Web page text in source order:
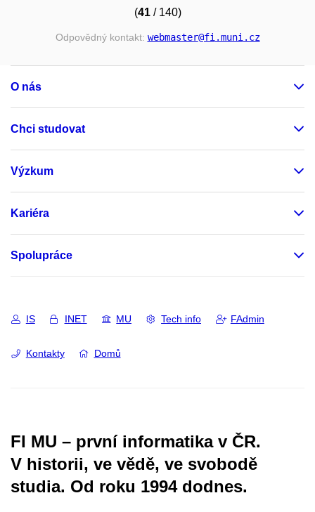
(41/ 140)
Odpovědný kontakt: webmaster@fi.muni.cz
O nás
Chci studovat
Výzkum
Kariéra
Spolupráce
IS INET MU Tech info FAdmin
Kontakty Domů
FI MU – první informatika v ČR.
V historii, ve vědě, ve svobodě
studia. Od roku 1994 dodnes.